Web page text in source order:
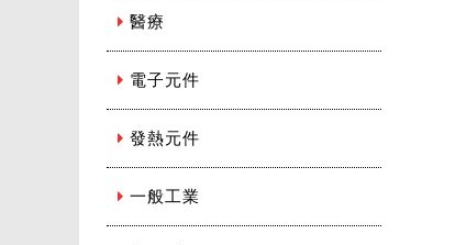
醫療
電子元件
發熱元件
一般工業